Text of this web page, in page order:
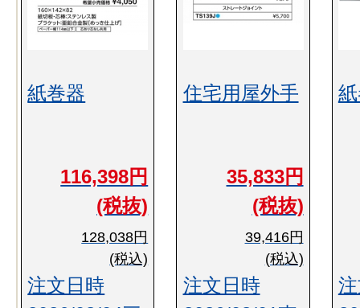
紙巻器
116,398円
(税抜)
128,038円
(税込)
注文日時
住宅用屋外手
35,833円
(税抜)
39,416円
(税込)
注文日時